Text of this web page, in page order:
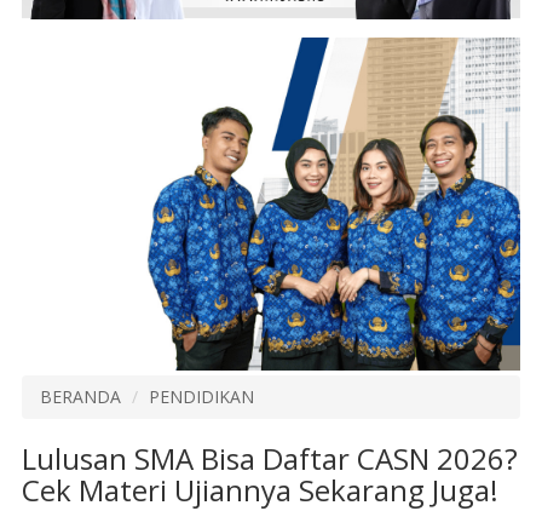
BERANDA PENDIDIKAN
Lulusan SMA Bisa Daftar CASN 2026?
Cek Materi Ujiannya Sekarang Juga!